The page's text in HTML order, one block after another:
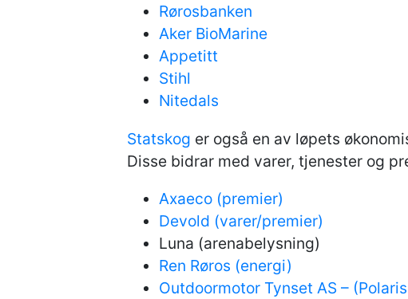
Rørosbanken
Aker BioMarine
Appetitt
Stihl
Nitedals
Statskog er også en av løpets
Disse bidrar med varer, tjenester og
Axaeco (premier)
Devold (varer/premier)
Luna (arenabelysning)
Ren Røros (energi)
Outdoormotor Tynset AS –